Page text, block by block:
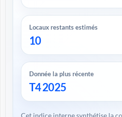
Locaux restants estimés
10
Donnée la plus récente
T4 2025
Cet indice interne synthétise la